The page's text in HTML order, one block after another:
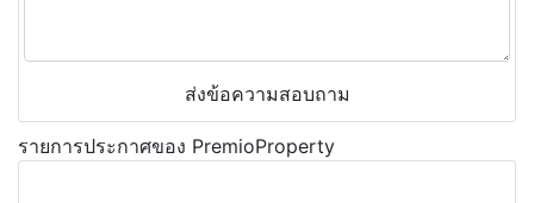
ส่งข้อความสอบถาม
รายการประกาศของ PremioProperty